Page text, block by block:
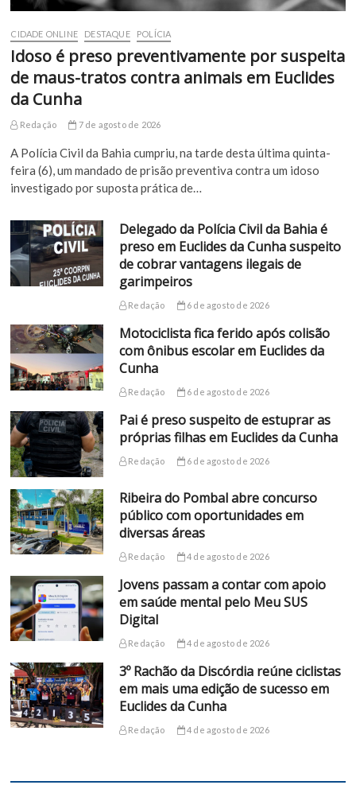
CIDADE ONLINE DESTAQUE POLÍCIA
Idoso é preso preventivamente por suspeita
de maus-tratos contra animais em Euclides
da Cunha
Redação 7 de agosto de 2026
A Polícia Civil da Bahia cumpriu, na tarde desta última quinta-
feira (6), um mandado de prisão preventiva contra um idoso
investigado por suposta prática de…
Delegado da Polícia Civil da Bahia é
preso em Euclides da Cunha suspeito
de cobrar vantagens ilegais de
garimpeiros
Redação 6 de agosto de 2026
Motociclista fica ferido após colisão
com ônibus escolar em Euclides da
Cunha
Redação 6 de agosto de 2026
Pai é preso suspeito de estuprar as
próprias filhas em Euclides da Cunha
Redação 6 de agosto de 2026
Ribeira do Pombal abre concurso
público com oportunidades em
diversas áreas
Redação 4 de agosto de 2026
Jovens passam a contar com apoio
em saúde mental pelo Meu SUS
Digital
Redação 4 de agosto de 2026
3º Rachão da Discórdia reúne ciclistas
em mais uma edição de sucesso em
Euclides da Cunha
Redação 4 de agosto de 2026